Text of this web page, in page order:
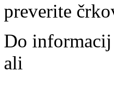
preverite
Do
ali